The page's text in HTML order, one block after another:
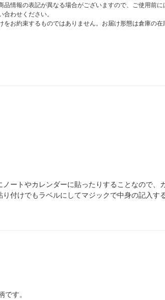
情報の表記が異なる場合がございますので、ご使用前
わせください。
お約束するものではありません。お届け形態は倉庫の
ートやカレンダーに貼ったりすることなので、
付けでもラベルにしてマジックで中身の記入す
す。